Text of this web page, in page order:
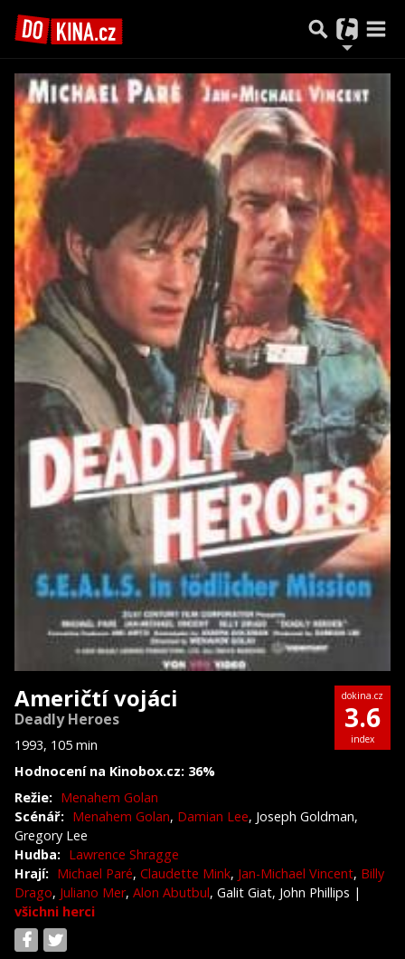
Američtí vojáci
Deadly Heroes
1993, 105 min
Hodnocení na Kinobox.cz: 36%
dokina.cz
3.6
index
Režie: Menahem Golan
Scénář: Menahem Golan, Damian Lee, Joseph Goldman,
Gregory Lee
Hudba: Lawrence Shragge
Hrají: Michael Paré, Claudette Mink, Jan-Michael Vincent, Billy
Drago, Juliano Mer, Alon Abutbul, Galit Giat, John Phillips |
všichni herci